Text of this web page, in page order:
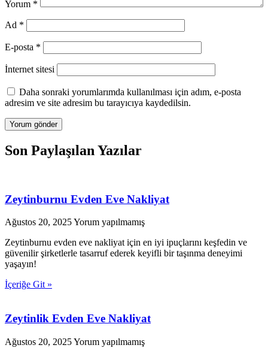
Yorum *
Ad *
E-posta *
İnternet sitesi
Daha sonraki yorumlarımda kullanılması için adım, e-posta
adresim ve site adresim bu tarayıcıya kaydedilsin.
Son Paylaşılan Yazılar
Zeytinburnu Evden Eve Nakliyat
Ağustos 20, 2025Yorum yapılmamış
Zeytinburnu evden eve nakliyat için en iyi ipuçlarını keşfedin ve
güvenilir şirketlerle tasarruf ederek keyifli bir taşınma deneyimi
yaşayın!
İçeriğe Git »
Zeytinlik Evden Eve Nakliyat
Ağustos 20, 2025Yorum yapılmamış